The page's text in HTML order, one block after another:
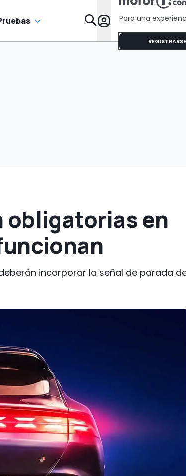
Para una
obligatorias en
incorporar la señal de parada
ruedas